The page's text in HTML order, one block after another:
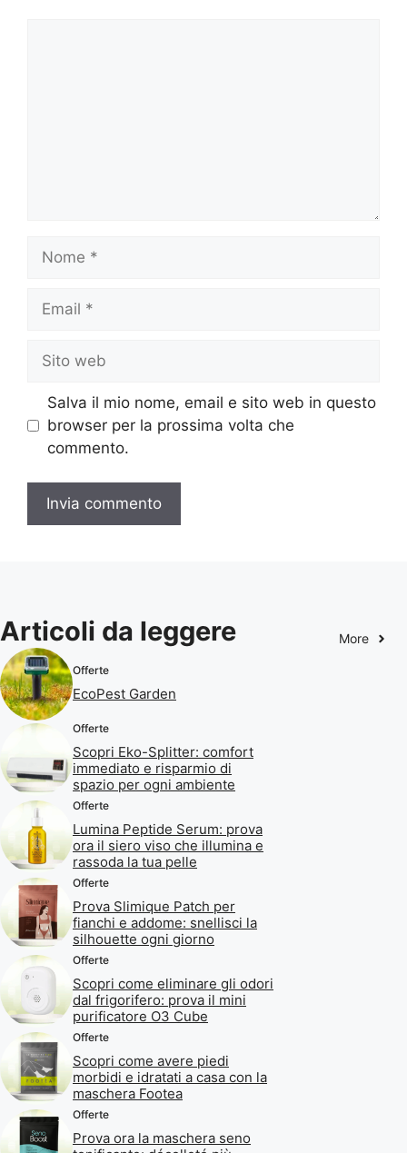
web
Salva il mio nome, email e sito web in questo
browser per la prossima volta che
commento.
Articoli da leggere More
Offerte
EcoPest Garden
Offerte
Scopri Eko-Splitter: comfort
immediato e risparmio di
spazio per ogni ambiente
Offerte
Lumina Peptide Serum: prova
ora il siero viso che illumina e
rassoda la tua pelle
Offerte
Prova Slimique Patch per
fianchi e addome: snellisci la
silhouette ogni giorno
Offerte
Scopri come eliminare gli odori
dal frigorifero: prova il mini
purificatore O3 Cube
Offerte
Scopri come avere piedi
morbidi e idratati a casa con la
maschera Footea
Offerte
Prova ora la maschera seno